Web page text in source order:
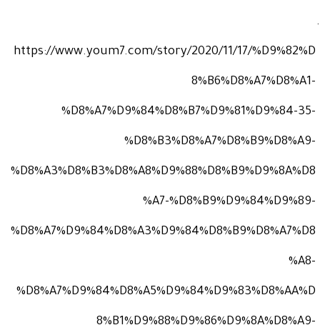
https://www.youm7.com/story/2020/11/17/%D9%82%D
8%B6%D8%A7%D8%A1-
%D8%A7%D9%84%D8%B7%D9%81%D9%84-35-
%D8%B3%D8%A7%D8%B9%D8%A9-
%D8%A3%D8%B3%D8%A8%D9%88%D8%B9%D9%8A%D8
%A7-%D8%B9%D9%84%D9%89-
%D8%A7%D9%84%D8%A3%D9%84%D8%B9%D8%A7%D8
%A8-
%D8%A7%D9%84%D8%A5%D9%84%D9%83%D8%AA%D